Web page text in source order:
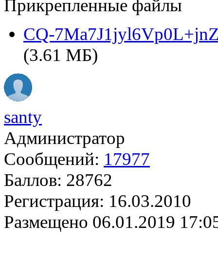
Прикрепленные файлы
CQ-
(3.61 МБ)
santy
Администратор
Сообщений: 17977
Баллов: 28762
Регистрация: 16.03.2010
Размещено 06.01.2019